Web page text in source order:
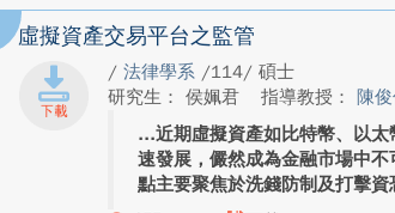
虛擬資產交易平台之監管
/ 法律學系 /114/ 碩士
研究生： 侯姵君
指導教授： 陳
近期虛擬資產如比特幣、以
速發展，儼然成為金融市場中
點主要聚焦於洗錢防制及打擊